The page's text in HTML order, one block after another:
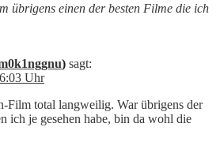
übrigens einen der besten Filme die ich
) sagt:
Uhr
Film total langweilig. War übrigens der
ich je gesehen habe, bin da wohl die